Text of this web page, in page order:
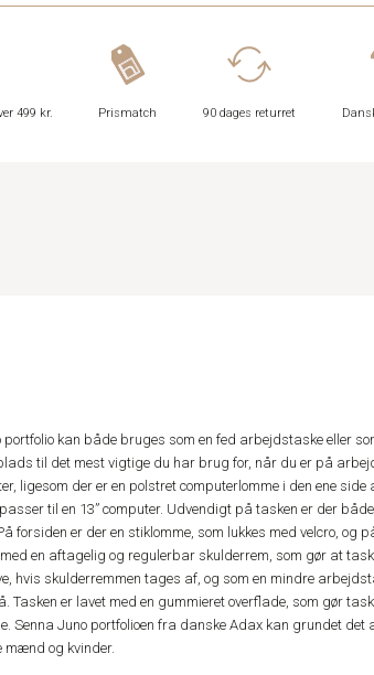
499 kr. Prismatch 90 dages returret
portfolio kan både bruges som en fed arbejdstaske eller
til det mest vigtige du har brug for, når du er på
ligesom der er en polstret computerlomme i den ene side
til en 13” computer. Udvendigt på tasken er der
forsiden er der en stiklomme, som lukkes med velcro, og
med en aftagelig og regulerbar skulderrem, som gør at
hvis skulderremmen tages af, og som en mindre
Tasken er lavet med en gummieret overflade, som gør
Senna Juno portfolioen fra danske Adax kan grundet det
mænd og kvinder.